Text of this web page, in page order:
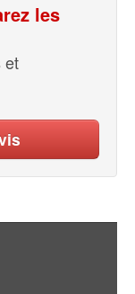
les
et